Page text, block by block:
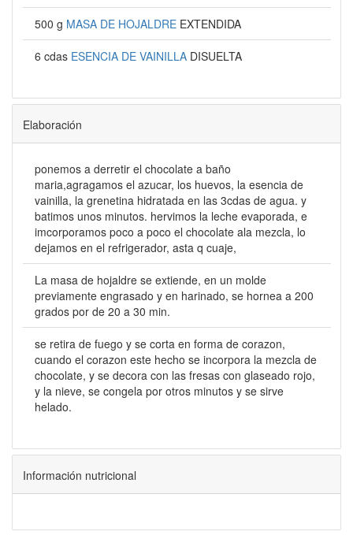
500 g MASA DE HOJALDRE EXTENDIDA
6 cdas ESENCIA DE VAINILLA DISUELTA
Elaboración
ponemos a derretir el chocolate a baño
maria,agragamos el azucar, los huevos, la esencia de
vainilla, la grenetina hidratada en las 3cdas de agua. y
batimos unos minutos. hervimos la leche evaporada, e
imcorporamos poco a poco el chocolate ala mezcla, lo
dejamos en el refrigerador, asta q cuaje,
La masa de hojaldre se extiende, en un molde
previamente engrasado y en harinado, se hornea a 200
grados por de 20 a 30 min.
se retira de fuego y se corta en forma de corazon,
cuando el corazon este hecho se incorpora la mezcla de
chocolate, y se decora con las fresas con glaseado rojo,
y la nieve, se congela por otros minutos y se sirve
helado.
Información nutricional